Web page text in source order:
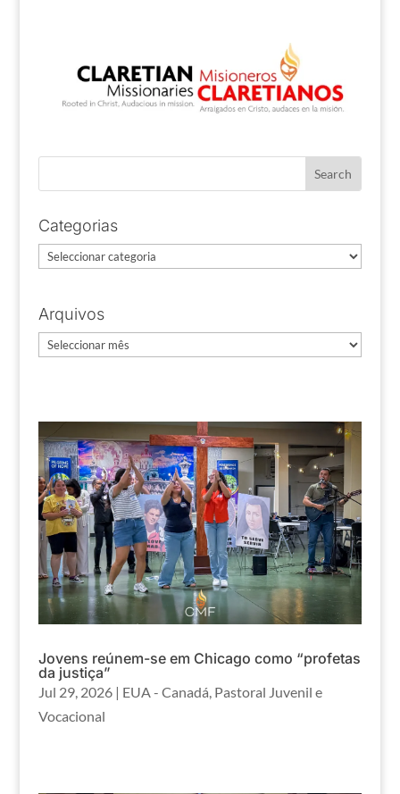
Categorias
Categorias
Arquivos
Arquivos
Jovens reúnem-se em Chicago como “profetas
da justiça”
Jul 29, 2026| EUA - Canadá Pastoral Juvenil e
Vocacional